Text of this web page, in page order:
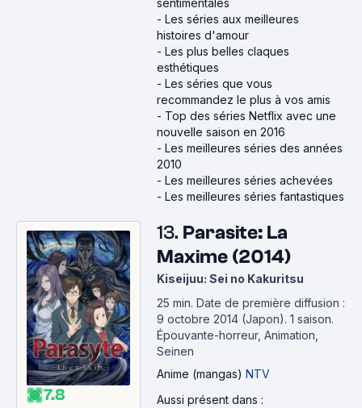
sentimentales
- Les séries aux meilleures
histoires d'amour
- Les plus belles claques
esthétiques
- Les séries que vous
recommandez le plus à vos amis
- Top des séries Netflix avec une
nouvelle saison en 2016
- Les meilleures séries des années
2010
- Les meilleures séries achevées
- Les meilleures séries fantastiques
7.8
13. Parasite: La
Maxime (2014)
Kiseijuu: Sei no Kakuritsu
25 min. Date de première diffusion :
9 octobre 2014 (Japon). 1 saison.
Épouvante-horreur, Animation,
Seinen
Anime (mangas) NTV
Aussi présent dans :